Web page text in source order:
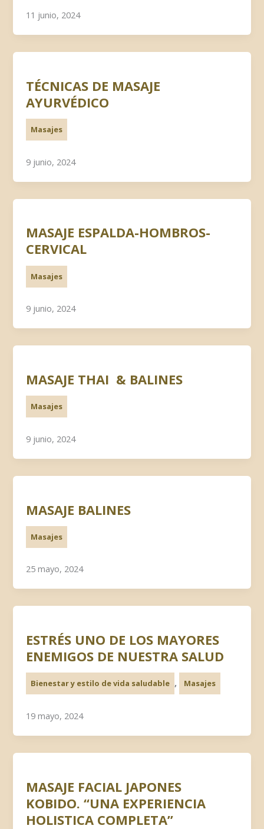
11 junio, 2024
TÉCNICAS DE MASAJE
AYURVÉDICO
Masajes
9 junio, 2024
MASAJE ESPALDA-HOMBROS-
CERVICAL
Masajes
9 junio, 2024
MASAJE THAI & BALINES
Masajes
9 junio, 2024
MASAJE BALINES
Masajes
25 mayo, 2024
ESTRÉS UNO DE LOS MAYORES
ENEMIGOS DE NUESTRA SALUD
Bienestar y estilo de vida saludable , Masajes
19 mayo, 2024
MASAJE FACIAL JAPONES
KOBIDO. “UNA EXPERIENCIA
HOLISTICA COMPLETA”